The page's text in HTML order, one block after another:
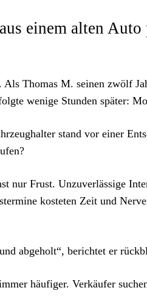
einem alten
Thomas M. seinen zwölf
wenige Stunden später:
stand vor einer
nur Frust. Unzuverlässige
kosteten Zeit und
abgeholt“, berichtet er
häufiger. Verkäufer